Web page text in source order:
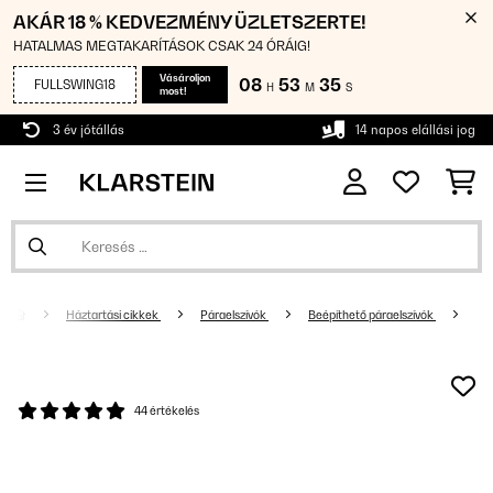
AKÁR 18 % KEDVEZMÉNY ÜZLETSZERTE!
HATALMAS MEGTAKARÍTÁSOK CSAK 24 ÓRÁIG!
FULLSWING18
Vásároljon
most!
08 H 53 M 35 S
3 év jótállás 14 napos elállási jog
Háztartási cikkek Páraelszívók Beépíthető páraelszívók
44 értékelés